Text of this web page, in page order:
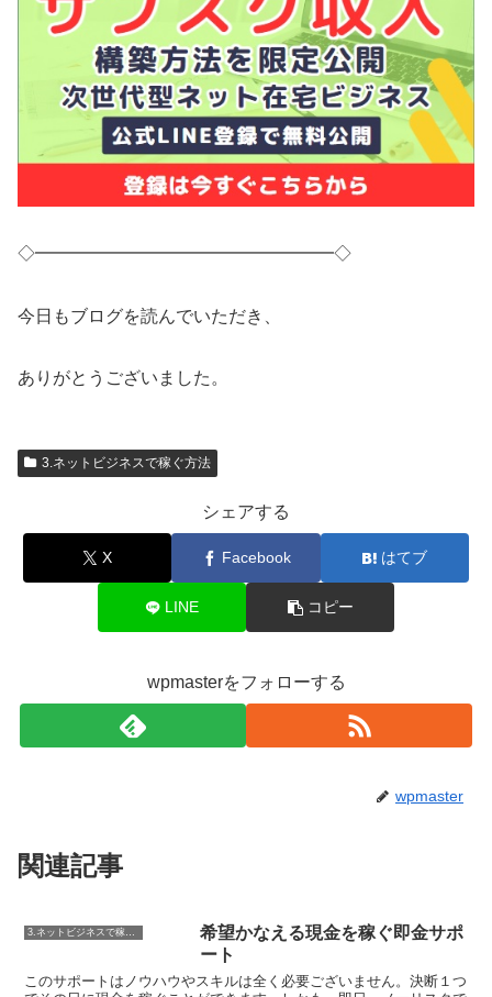
◇━━━━━━━━━━━━━━━━━◇
今日もブログを読んでいただき、
ありがとうございました。
3.ネットビジネスで稼ぐ方法
シェアする
X Facebook はてブ
LINE コピー
wpmasterをフォローする
wpmaster
関連記事
希望かなえる現金を稼ぐ即金サポ
ート
このサポートはノウハウやスキルは全く必要ございません。決断１つ